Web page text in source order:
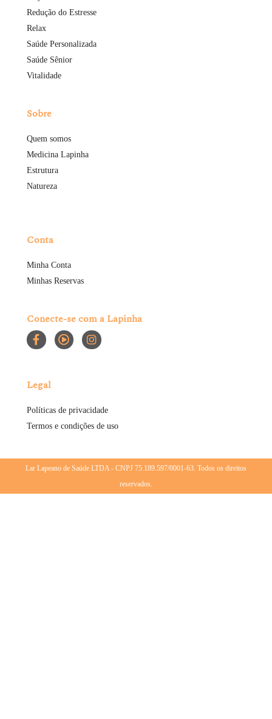
Redução do Estresse
Relax
Saúde Personalizada
Saúde Sênior
Vitalidade
Sobre
Quem somos
Medicina Lapinha
Estrutura
Natureza
Conta
Minha Conta
Minhas Reservas
Conecte-se com a Lapinha
Legal
Políticas de privacidade
Termos e condições de uso
Lar Lapeano de Saúde LTDA - CNPJ 75.189.597/0001-63. Todos os direitos
reservados.